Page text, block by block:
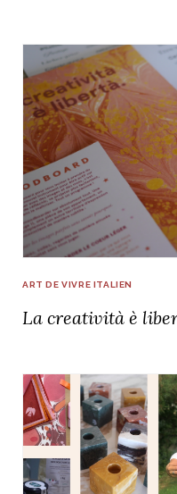
ART DE VIVRE ITALIEN
La creatività è